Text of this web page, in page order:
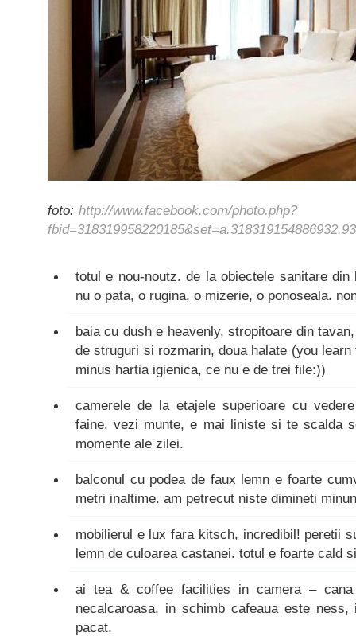
foto: http://www.facebook.com/photo.php?
totul e nou-noutz. de la obiectele sanitare
nu o pata, o rugina, o mizerie, o ponoseala.
baia cu dush e heavenly, stropitoare din
de struguri si rozmarin, doua halate (you
minus hartia igienica, ce nu e de trei file:))
camerele de la etajele superioare cu
faine. vezi munte, e mai liniste si te scalda
momente ale zilei.
balconul cu podea de faux lemn e foarte
metri inaltime. am petrecut niste dimineti
mobilierul e lux fara kitsch, incredibil! peretii
lemn de culoarea castanei. totul e foarte cald
ai tea & coffee facilities in camera –
necalcaroasa, in schimb cafeaua este
pacat.